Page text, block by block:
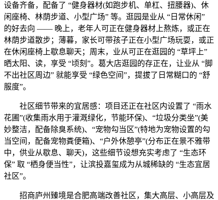
设备齐备，配备了 “健身器材(如跑步机、单杠、扭腰器)、休
闲座椅、林荫步道、小型广场” 等。逛园是业从 “日常休闲”
的好去向 —— 晚上，老年人可正在健身器材上熬炼，或正在
林荫步道散步；薄暮，家长可带孩子正在小型广场玩耍，或正
在休闲座椅上歇息聊天；周末，业从可正在逛园的 “草坪上”
晒太阳、读，享受 “顷刻”。葛大店逛园的存正在，让业从 “脚
不出社区周边” 就能享受 “绿色空间”，提拔了日常糊口的 “舒
服度”。
社区细节带来的宜居感：项目还正在社区内设置了 “雨水
花圃”(收集雨水用于灌溉绿化，节能环保)、“垃圾分类坐”(美
妙整洁，配备除臭系统)、“宠物勾当区”(特地为宠物设置的勾
当空间，配备宠物粪便箱)、“户外休憩亭”(分布正在景不雅带
中，供业从歇息、聊天)，这些细节设想充实考虑了 “生态环
保” 取 “栖身便当性”，让滨投嘉玺成为从城稀缺的 “生态宜居
社区”。
招商庐州臻境是合肥高端改善社区，集大高层、小高层及